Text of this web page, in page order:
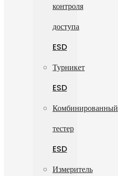
контроля
доступа
ESD
Турникет
ESD
Комбинированный
тестер
ESD
Измеритель